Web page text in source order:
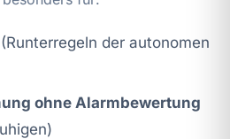
(Runterregeln der autonomen
ohne Alarmbewertung